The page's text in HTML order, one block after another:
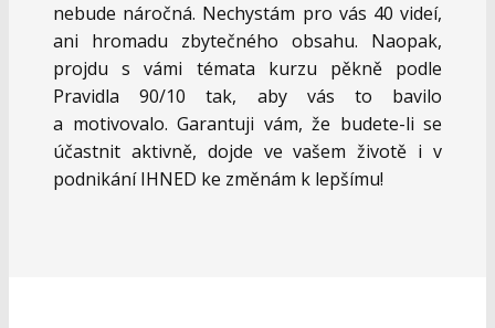
nebude náročná. Nechystám pro vás 40 videí,
ani hromadu zbytečného obsahu. Naopak,
projdu s vámi témata kurzu pěkně podle
Pravidla 90/10 tak, aby vás to bavilo
a motivovalo. Garantuji vám, že budete-li se
účastnit aktivně, dojde ve vašem životě i v
podnikání IHNED ke změnám k lepšímu!